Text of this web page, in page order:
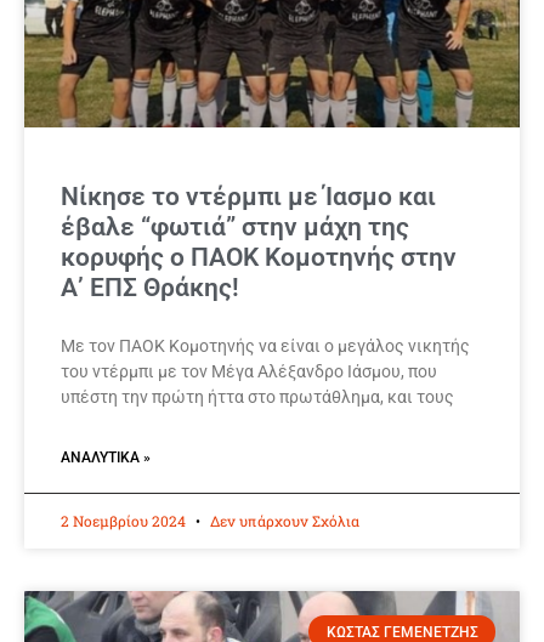
Νίκησε το ντέρμπι με Ίασμο και
έβαλε “φωτιά” στην μάχη της
κορυφής ο ΠΑΟΚ Κομοτηνής στην
Α’ ΕΠΣ Θράκης!
Με τον ΠΑΟΚ Κομοτηνής να είναι ο μεγάλος νικητής
του ντέρμπι με τον Μέγα Αλέξανδρο Ιάσμου, που
υπέστη την πρώτη ήττα στο πρωτάθλημα, και τους
ΑΝΑΛΥΤΙΚΆ »
2 Νοεμβρίου 2024 Δεν υπάρχουν Σχόλια
ΚΩΣΤΑΣ ΓΕΜΕΝΕΤΖΗΣ